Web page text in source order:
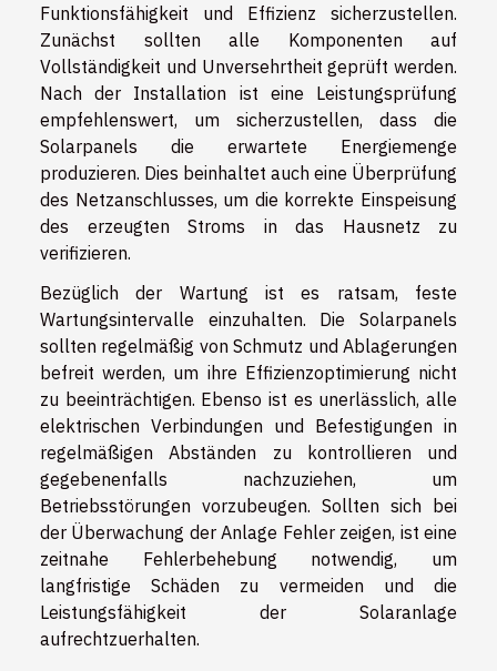
Funktionsfähigkeit und Effizienz sicherzustellen.
Zunächst sollten alle Komponenten auf
Vollständigkeit und Unversehrtheit geprüft werden.
Nach der Installation ist eine Leistungsprüfung
empfehlenswert, um sicherzustellen, dass die
Solarpanels die erwartete Energiemenge
produzieren. Dies beinhaltet auch eine Überprüfung
des Netzanschlusses, um die korrekte Einspeisung
des erzeugten Stroms in das Hausnetz zu
verifizieren.
Bezüglich der Wartung ist es ratsam, feste
Wartungsintervalle einzuhalten. Die Solarpanels
sollten regelmäßig von Schmutz und Ablagerungen
befreit werden, um ihre Effizienzoptimierung nicht
zu beeinträchtigen. Ebenso ist es unerlässlich, alle
elektrischen Verbindungen und Befestigungen in
regelmäßigen Abständen zu kontrollieren und
gegebenenfalls nachzuziehen, um
Betriebsstörungen vorzubeugen. Sollten sich bei
der Überwachung der Anlage Fehler zeigen, ist eine
zeitnahe Fehlerbehebung notwendig, um
langfristige Schäden zu vermeiden und die
Leistungsfähigkeit der Solaranlage
aufrechtzuerhalten.